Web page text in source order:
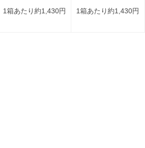
1箱あたり約1,430円 1箱あたり約1,430円